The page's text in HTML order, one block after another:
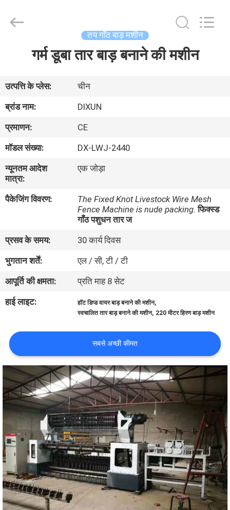
उत्पादों
वीआर
शो
हमारे
बारे
कारखाना
भ्रमण
गुणवत्ता
नियंत्रण
संपर्क
करें
एक
उद्धरण
का
अनुरोध
करें
साइटमैप
Mesh
Products
तय गाँठ बाड़ मशीन
गर्म डूबा तार बाड़ बनाने की मशीन
उत्पत्ति के प्लेस:
चीन
ब्रांड नाम:
DIXUN
प्रमाणन:
CE
मॉडल संख्या:
DX-LWJ-2440
न्यूनतम आदेश
मात्रा:
एक जोड़ा
पैकेजिंग विवरण:
The Fixed Knot Livestock Wire Mesh
Fence Machine is nude packing. फिक्स्ड
गाँठ पशुधन तार ज
प्रसव के समय:
30 कार्य दिवस
भुगतान शर्तें:
एल / सी, टी / टी
आपूर्ति की क्षमता:
प्रति माह 8 सेट
हाई लाइट:
हॉट डिप्ड वायर बाड़ बनाने की मशीन,
स्वचालित तार बाड़ बनाने की मशीन, 220 मीटर हिरण बाड़ मशीन
सबसे अच्छी कीमत